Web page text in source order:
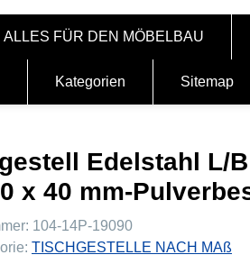
ALLES FÜR DEN MÖBELBAU
Kategorien Sitemap
Edelstahl L/
x 40 mm-
104-14P-19090
TISCHGESTELLE NACH MAß